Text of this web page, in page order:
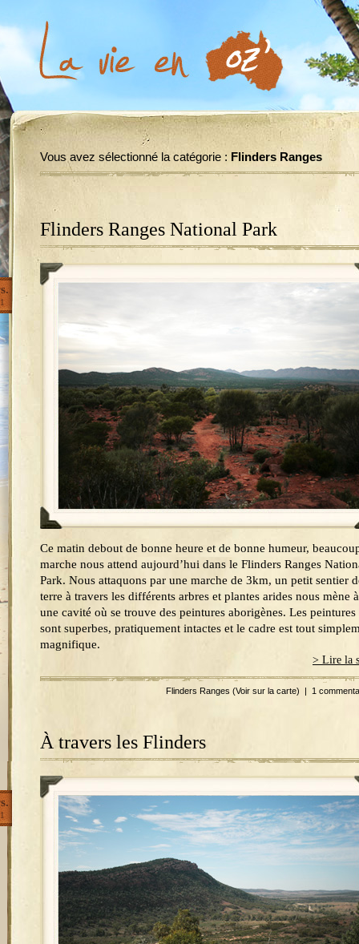
Vous avez sélectionné la catégorie : Flinders Ranges
Flinders Ranges National Park
Ce matin debout de bonne heure et de bonne humeur,
marche nous attend aujourd’hui dans le Flinders Ranges
Park. Nous attaquons par une marche de 3km, un petit sentier
terre à travers les différents arbres et plantes arides nous mène à
une cavité où se trouve des peintures aborigènes. Les peintures
sont superbes, pratiquement intactes et le cadre est tout
magnifique.
> Lire la
Flinders Ranges (Voir sur la carte) | 1
À travers les Flinders